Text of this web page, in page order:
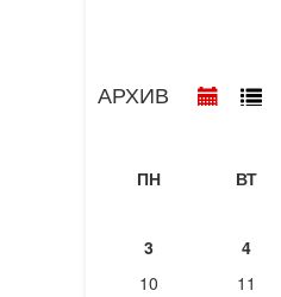
АРХИВ
ПН
ВТ
3
4
10
11